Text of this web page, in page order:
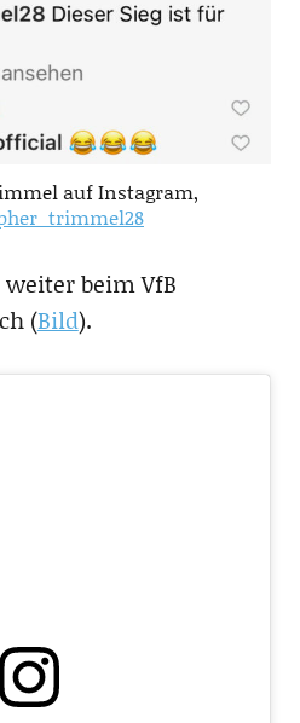
auf Instagram,
beim VfB
(Bild).